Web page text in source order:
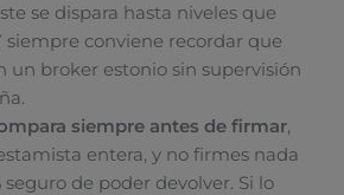
se dispara hasta niveles que
siempre conviene recordar que
un broker estonio sin supervisión
siempre antes de firmar,
entera, y no firmes nada
seguro de poder devolver. Si lo